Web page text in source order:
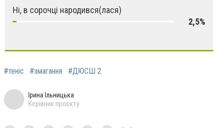
Ні, в сорочці народився(лася)
2,5%
#теніс #змагання #ДЮСШ 2
Ірина Ільницька
Керівник проєкту